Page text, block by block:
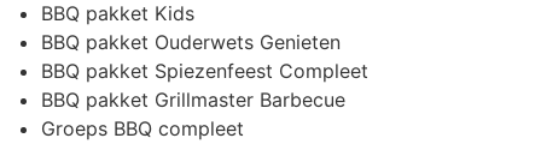
BBQ pakket Kids
BBQ pakket Ouderwets Genieten
BBQ pakket Spiezenfeest Compleet
BBQ pakket Grillmaster Barbecue
Groeps BBQ compleet